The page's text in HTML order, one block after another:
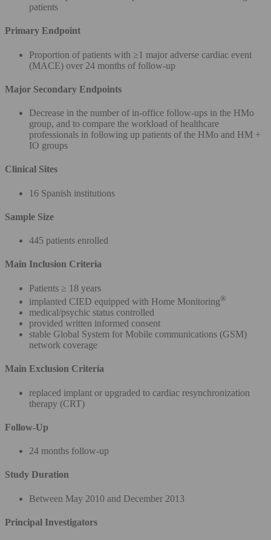
patients
Primary Endpoint
Proportion of patients with ≥1 major adverse cardiac event
(MACE) over 24 months of follow-up
Major Secondary Endpoints
Decrease in the number of in-office follow-ups in the HMo
group, and to compare the workload of healthcare
professionals in following up patients of the HMo and HM +
IO groups
Clinical Sites
16 Spanish institutions
Sample Size
445 patients enrolled
Main Inclusion Criteria
Patients ≥ 18 years
implanted CIED equipped with Home Monitoring®
medical/psychic status controlled
provided written informed consent
stable Global System for Mobile communications (GSM)
network coverage
Main Exclusion Criteria
replaced implant or upgraded to cardiac resynchronization
therapy (CRT)
Follow-Up
24 months follow-up
Study Duration
Between May 2010 and December 2013
Principal Investigators